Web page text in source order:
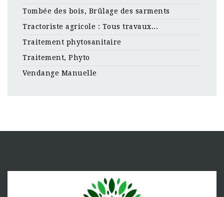
Tombée des bois, Brûlage des sarments
Tractoriste agricole : Tous travaux...
Traitement phytosanitaire
Traitement, Phyto
Vendange Manuelle